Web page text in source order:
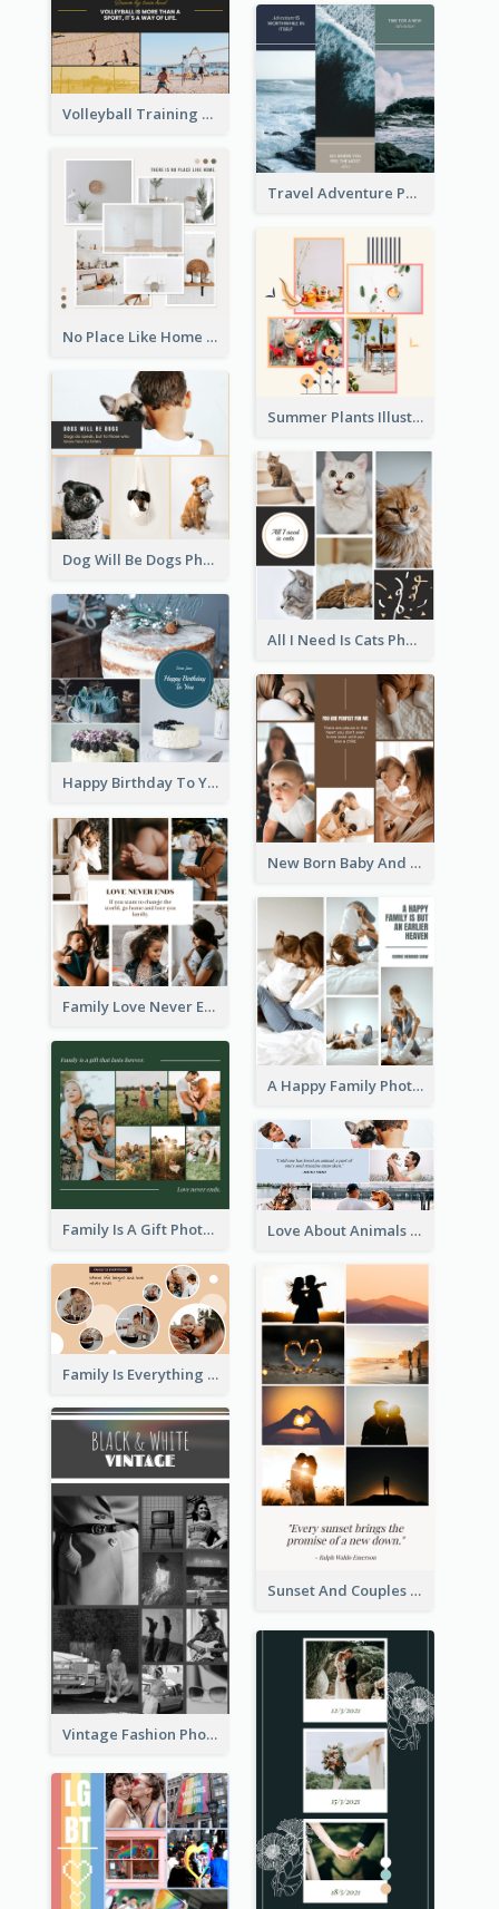
Volleyball Training Photo Collage
Travel Adventure Photo Collage
No Place Like Home Photo Collage
Summer Plants Illustration Photo Collage
Dog Will Be Dogs Photo Collage
All I Need Is Cats Photo Collage
Happy Birthday To You Cakes Photo Collage
New Born Baby And Family Photo Collage
Family Love Never Ends Photo Collage
A Happy Family Photo Collage
Family Is A Gift Photo Collage Love About Animals Photo Collage
Family Is Everything Photo Collage
Sunset And Couples Photo Collage
Vintage Fashion Photo Collage